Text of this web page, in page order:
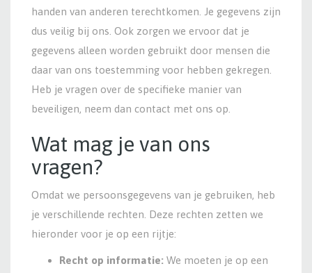
handen van anderen terechtkomen. Je gegevens zijn
dus veilig bij ons. Ook zorgen we ervoor dat je
gegevens alleen worden gebruikt door mensen die
daar van ons toestemming voor hebben gekregen.
Heb je vragen over de specifieke manier van
beveiligen, neem dan contact met ons op.
Wat mag je van ons
vragen?
Omdat we persoonsgegevens van je gebruiken, heb
je verschillende rechten. Deze rechten zetten we
hieronder voor je op een rijtje:
Recht op informatie: We moeten je op een